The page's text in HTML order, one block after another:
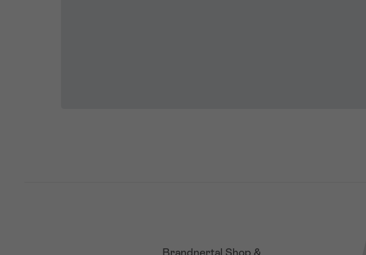
Brandnertal Shop &